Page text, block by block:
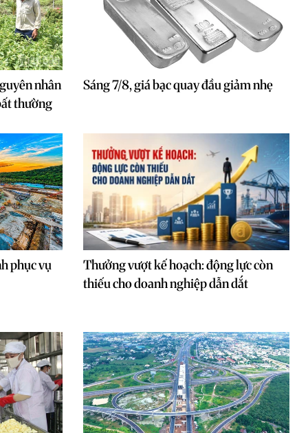
nhân
thường
Sáng 7/8, giá bạc quay đầu giảm nhẹ
phục vụ
Thưởng vượt kế hoạch: động lực còn
thiếu cho doanh nghiệp dẫn dắt